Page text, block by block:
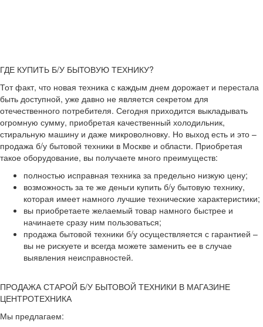
ГДЕ КУПИТЬ Б/У БЫТОВУЮ ТЕХНИКУ?
Тот факт, что новая техника с каждым днем дорожает и перестала
быть доступной, уже давно не является секретом для
отечественного потребителя. Сегодня приходится выкладывать
огромную сумму, приобретая качественный холодильник,
стиральную машину и даже микроволновку. Но выход есть и это –
продажа б/у бытовой техники в Москве и области. Приобретая
такое оборудование, вы получаете много преимуществ:
полностью исправная техника за предельно низкую цену;
возможность за те же деньги купить б/у бытовую технику,
которая имеет намного лучшие технические характеристики;
вы приобретаете желаемый товар намного быстрее и
начинаете сразу ним пользоваться;
продажа бытовой техники б/у осуществляется с гарантией –
вы не рискуете и всегда можете заменить ее в случае
выявления неисправностей.
ПРОДАЖА СТАРОЙ Б/У БЫТОВОЙ ТЕХНИКИ В МАГАЗИНЕ
ЦЕНТРОТЕХНИКА
Мы предлагаем: